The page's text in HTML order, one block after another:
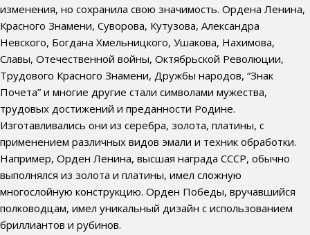
изменения, но сохранила свою значимость. Ордена Ленина,
Красного Знамени, Суворова, Кутузова, Александра
Невского, Богдана Хмельницкого, Ушакова, Нахимова,
Славы, Отечественной войны, Октябрьской Революции,
Трудового Красного Знамени, Дружбы народов, “Знак
Почета” и многие другие стали символами мужества,
трудовых достижений и преданности Родине.
Изготавливались они из серебра, золота, платины, с
применением различных видов эмали и техник обработки.
Например, Орден Ленина, высшая награда СССР, обычно
выполнялся из золота и платины, имел сложную
многослойную конструкцию. Орден Победы, вручавшийся
полководцам, имел уникальный дизайн с использованием
бриллиантов и рубинов.